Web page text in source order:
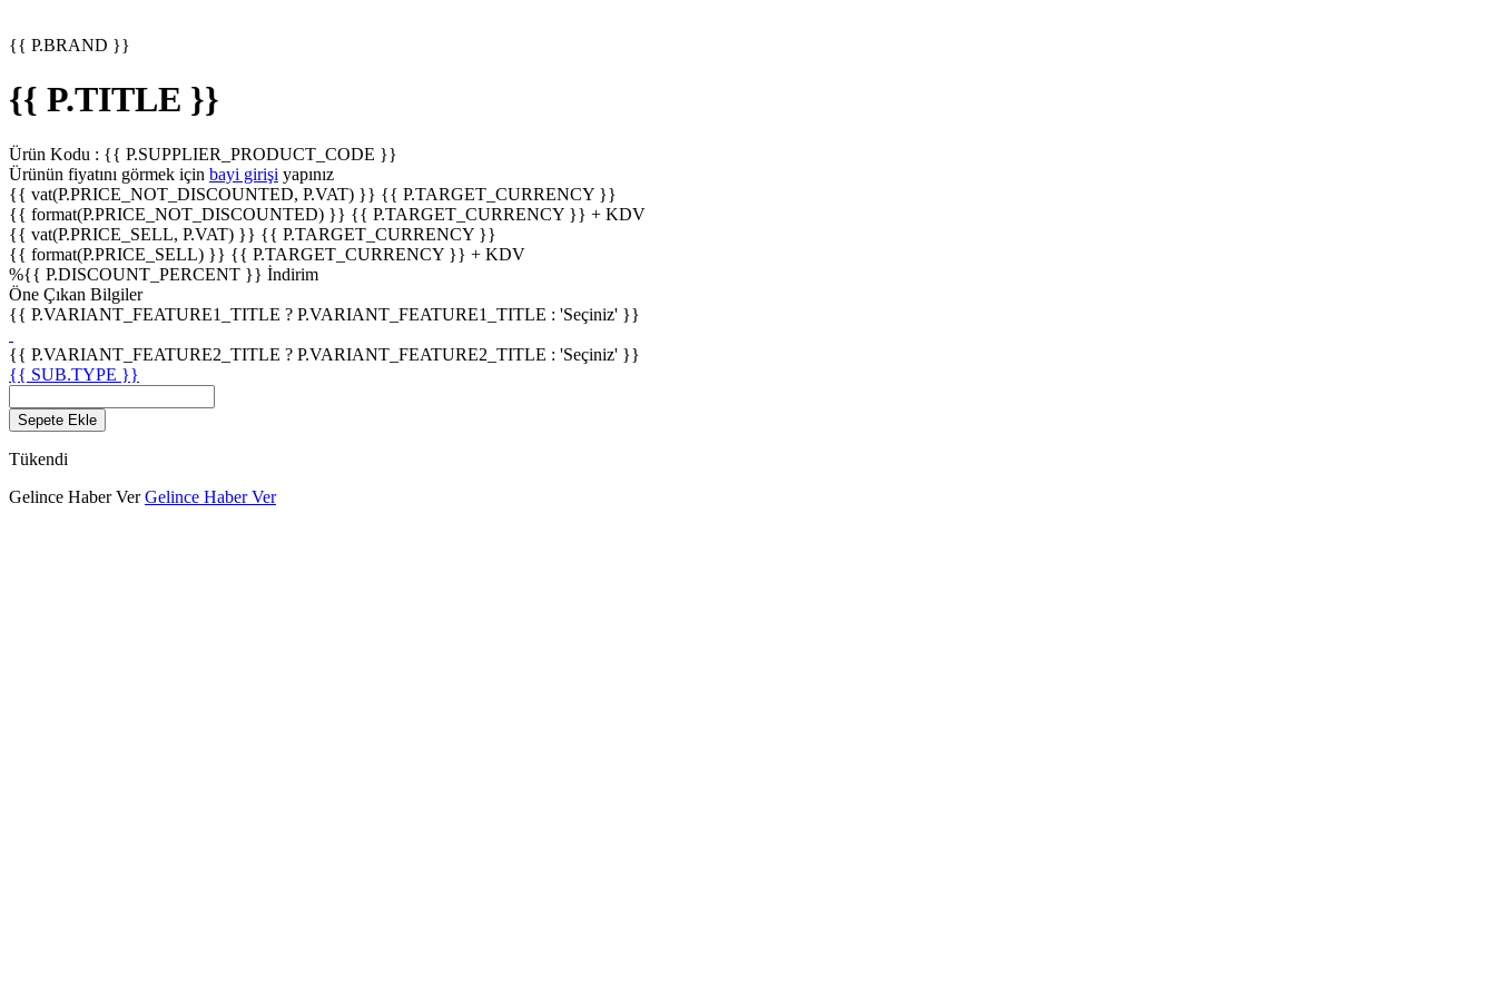
{{ P.BRAND }}
{{ P.TITLE }}
Ürün Kodu : {{ P.SUPPLIER_PRODUCT_CODE }}
Ürünün fiyatını görmek için bayi girişi yapınız
{{ vat(P.PRICE_NOT_DISCOUNTED, P.VAT) }} {{ P.TARGET_CURRENCY }}
{{ format(P.PRICE_NOT_DISCOUNTED) }} {{ P.TARGET_CURRENCY }} + KDV
{{ vat(P.PRICE_SELL, P.VAT) }} {{ P.TARGET_CURRENCY }}
{{ format(P.PRICE_SELL) }} {{ P.TARGET_CURRENCY }} + KDV
%{{ P.DISCOUNT_PERCENT }} İndirim
Öne Çıkan Bilgiler
{{ P.VARIANT_FEATURE1_TITLE ? P.VARIANT_FEATURE1_TITLE : 'Seçiniz' }}
{{ P.VARIANT_FEATURE2_TITLE ? P.VARIANT_FEATURE2_TITLE : 'Seçiniz' }}
{{ SUB.TYPE }}
Sepete Ekle
Tükendi
Gelince Haber Ver Gelince Haber Ver